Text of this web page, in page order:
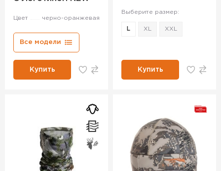
Цвет черно-оранжевая
Все модели
Купить
Выберите размер:
L XL XXL
Купить